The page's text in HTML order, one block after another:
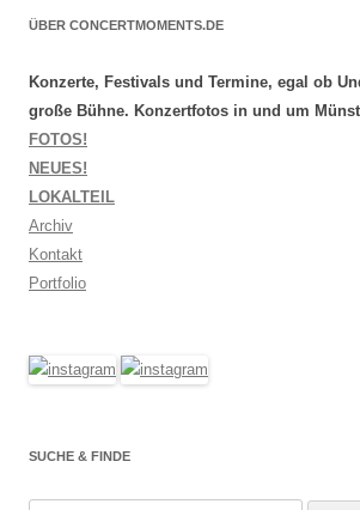
ÜBER CONCERTMOMENTS.DE
Konzerte, Festivals und Termine, egal ob
große Bühne. Konzertfotos in und um
FOTOS!
NEUES!
LOKALTEIL
Archiv
Kontakt
Portfolio
SUCHE & FINDE